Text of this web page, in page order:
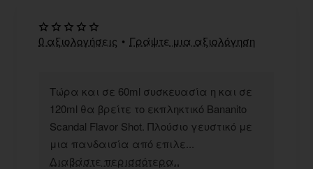
Τώρα και σε 60ml συσκευασία η και σε
120ml θα βρείτε το εκπληκτικό Bananito
Scandal Flavor Shot. Πλούσιο γευστικό με
μια πανδαισία από επιλε...
Διαβάστε περισσότερα..
0 αξιολογήσεις • Γράψτε μια αξιολόγηση